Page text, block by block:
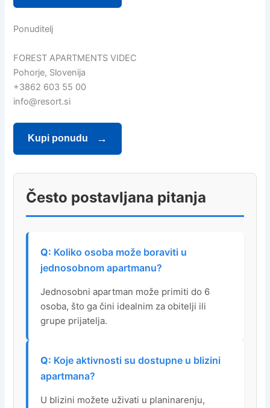
Ponuditelj
FOREST APARTMENTS VIDEC
Pohorje, Slovenija
+3862 603 55 00
info@resort.si
Kupi ponudu
Često postavljana pitanja
Koliko osoba može boraviti u
jednosobnom apartmanu?
Jednosobni apartman može primiti do 6
osoba, što ga čini idealnim za obitelji ili
grupe prijatelja.
Koje aktivnosti su dostupne u blizini
apartmana?
U blizini možete uživati u planinarenju,